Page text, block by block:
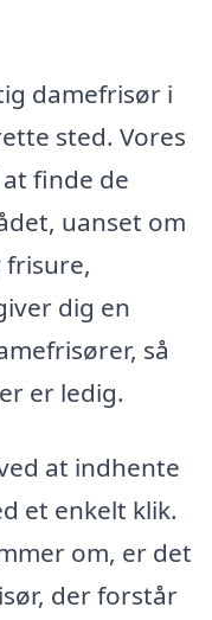
damefrisør i
sted. Vores
finde de
uanset om
frisure,
dig en
så
er ledig.
at indhente
et enkelt klik.
om, er det
der forstår